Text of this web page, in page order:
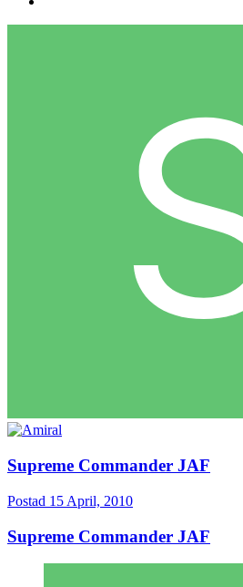
Supreme Commander JAF
Postad 15 April, 2010
Supreme Commander JAF